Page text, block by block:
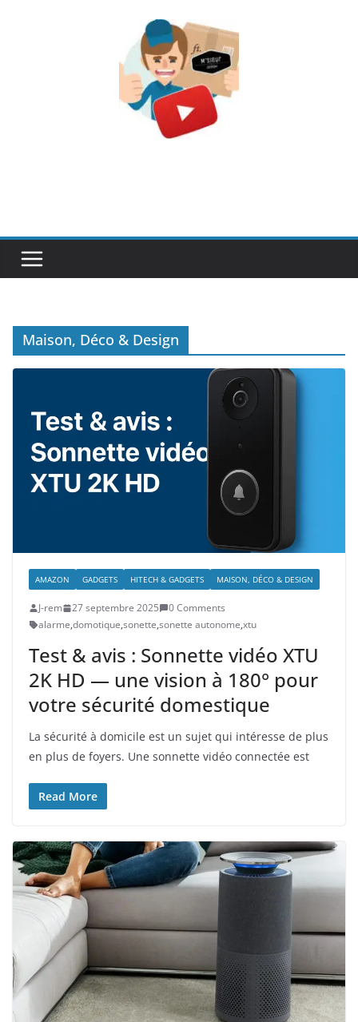
Maison, Déco & Design
AMAZON GADGETS HITECH & GADGETS MAISON, DÉCO & DESIGN
J-rem 27 septembre 2025
0 Comments
alarme,domotique,sonette,sonette autonome,xtu
Test & avis : Sonnette vidéo XTU
2K HD — une vision à 180° pour
votre sécurité domestique
La sécurité à domicile est un sujet qui intéresse de plus
en plus de foyers. Une sonnette vidéo connectée est
Read More